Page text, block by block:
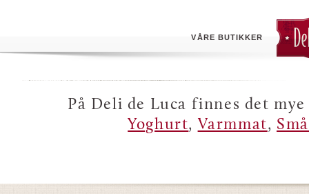
VÅRE BUTIKKER
På Deli de Luca finnes det
Yoghurt, Varmmat,